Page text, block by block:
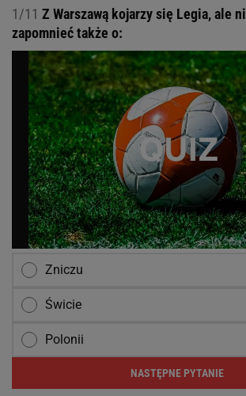
1/11 Z Warszawą kojarzy się Legia, ale
zapomnieć także o:
Zniczu
Świcie
Polonii
NASTĘPNE PYTANIE